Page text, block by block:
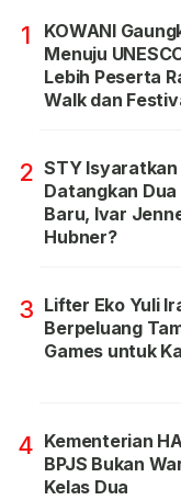
1
KOWANI
Menuju
Lebih Peserta
Walk dan
2 STY Isyaratkan
Datangkan Dua
Baru, Ivar
Hubner?
3 Lifter Eko Yuli
Berpeluang
Games untuk
4 Kementerian
BPJS Bukan
Kelas Dua